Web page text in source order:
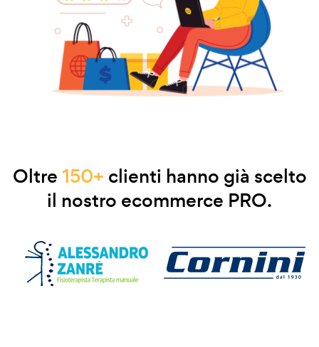
Oltre150+ clienti hanno già scelto
il nostro ecommerce PRO.